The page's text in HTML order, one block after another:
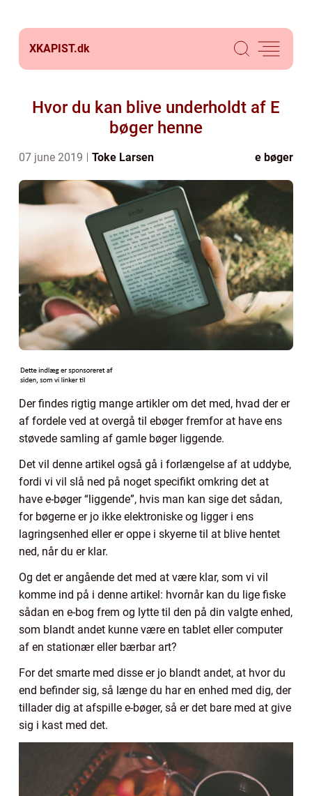
XKAPIST.dk
Hvor du kan blive underholdt af E
bøger henne
07 june 2019 Toke Larsen e bøger
Der findes rigtig mange artikler om det med, hvad der er
af fordele ved at overgå til ebøger fremfor at have ens
støvede samling af gamle bøger liggende.
Det vil denne artikel også gå i forlængelse af at uddybe,
fordi vi vil slå ned på noget specifikt omkring det at
have e-bøger “liggende”, hvis man kan sige det sådan,
for bøgerne er jo ikke elektroniske og ligger i ens
lagringsenhed eller er oppe i skyerne til at blive hentet
ned, når du er klar.
Og det er angående det med at være klar, som vi vil
komme ind på i denne artikel: hvornår kan du lige fiske
sådan en e-bog frem og lytte til den på din valgte enhed,
som blandt andet kunne være en tablet eller computer
af en stationær eller bærbar art?
For det smarte med disse er jo blandt andet, at hvor du
end befinder sig, så længe du har en enhed med dig, der
tillader dig at afspille e-bøger, så er det bare med at give
sig i kast med det.